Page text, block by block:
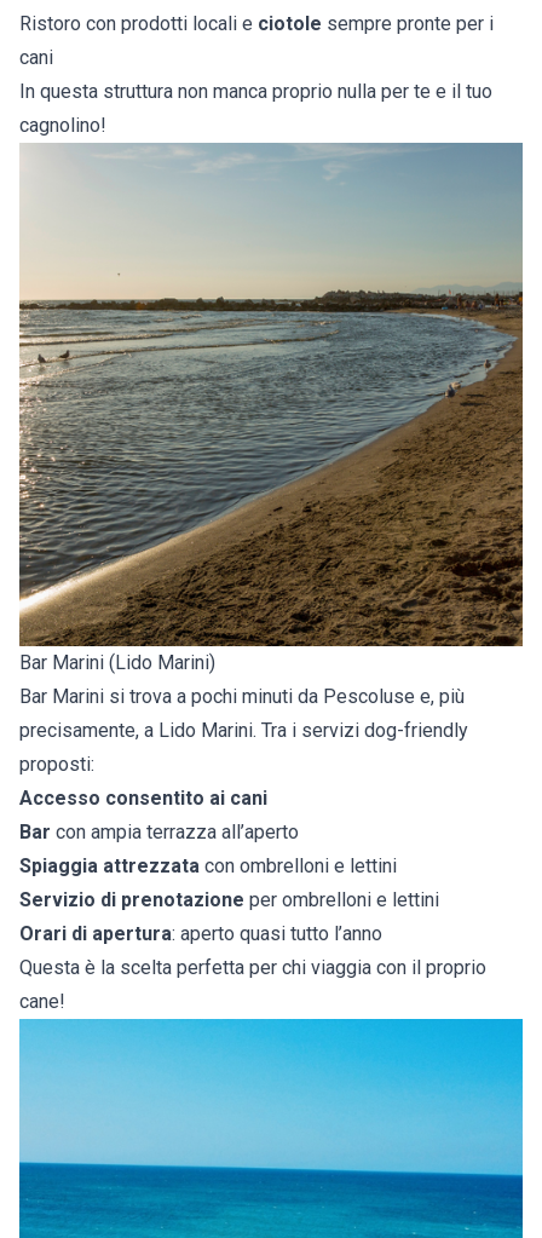
Ristoro con prodotti locali e ciotole sempre pronte per i
cani
In questa struttura non manca proprio nulla per te e il tuo
cagnolino!
Bar Marini (Lido Marini)
Bar Marini si trova a pochi minuti da Pescoluse e, più
precisamente, a Lido Marini. Tra i servizi dog-friendly
proposti:
Accesso consentito ai cani
Bar con ampia terrazza all’aperto
Spiaggia attrezzata con ombrelloni e lettini
Servizio di prenotazione per ombrelloni e lettini
Orari di apertura: aperto quasi tutto l’anno
Questa è la scelta perfetta per chi viaggia con il proprio
cane!